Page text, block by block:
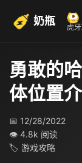
奶瓶 虎
勇敢的
体位置
📅 12/28/2022
👁 4.8k 阅读
🏷 游戏攻略